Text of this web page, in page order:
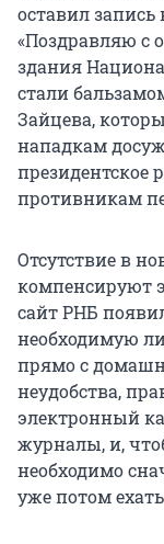
оставил запись
«Поздравляю с
здания
стали
Зайцева,
нападкам
президентское
противникам
Отсутствие в
компенсируют
сайт РНБ
необходимую
прямо с
неудобства,
электронный
журналы, и,
необходимо
уже потом